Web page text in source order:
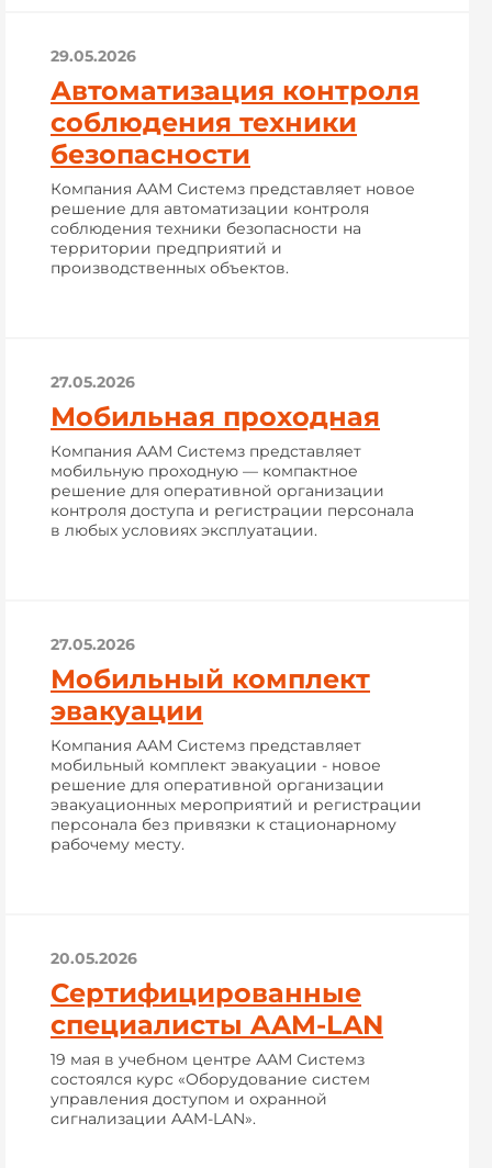
29.05.2026
Автоматизация контроля
соблюдения техники
безопасности
Компания ААМ Системз представляет новое
решение для автоматизации контроля
соблюдения техники безопасности на
территории предприятий и
производственных объектов.
27.05.2026
Мобильная проходная
Компания ААМ Системз представляет
мобильную проходную — компактное
решение для оперативной организации
контроля доступа и регистрации персонала
в любых условиях эксплуатации.
27.05.2026
Мобильный комплект
эвакуации
Компания ААМ Системз представляет
мобильный комплект эвакуации - новое
решение для оперативной организации
эвакуационных мероприятий и регистрации
персонала без привязки к стационарному
рабочему месту.
20.05.2026
Сертифицированные
специалисты AAM-LAN
19 мая в учебном центре ААМ Системз
состоялся курс «Оборудование систем
управления доступом и охранной
сигнализации AAM-LAN».